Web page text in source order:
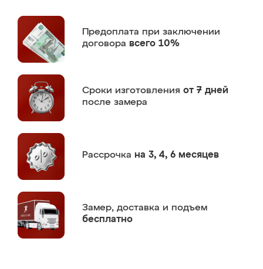
Предоплата при заключении
договора всего 10%
Сроки изготовления от 7 дней
после замера
Рассрочка на 3, 4, 6 месяцев
Замер, доставка и подъем
бесплатно